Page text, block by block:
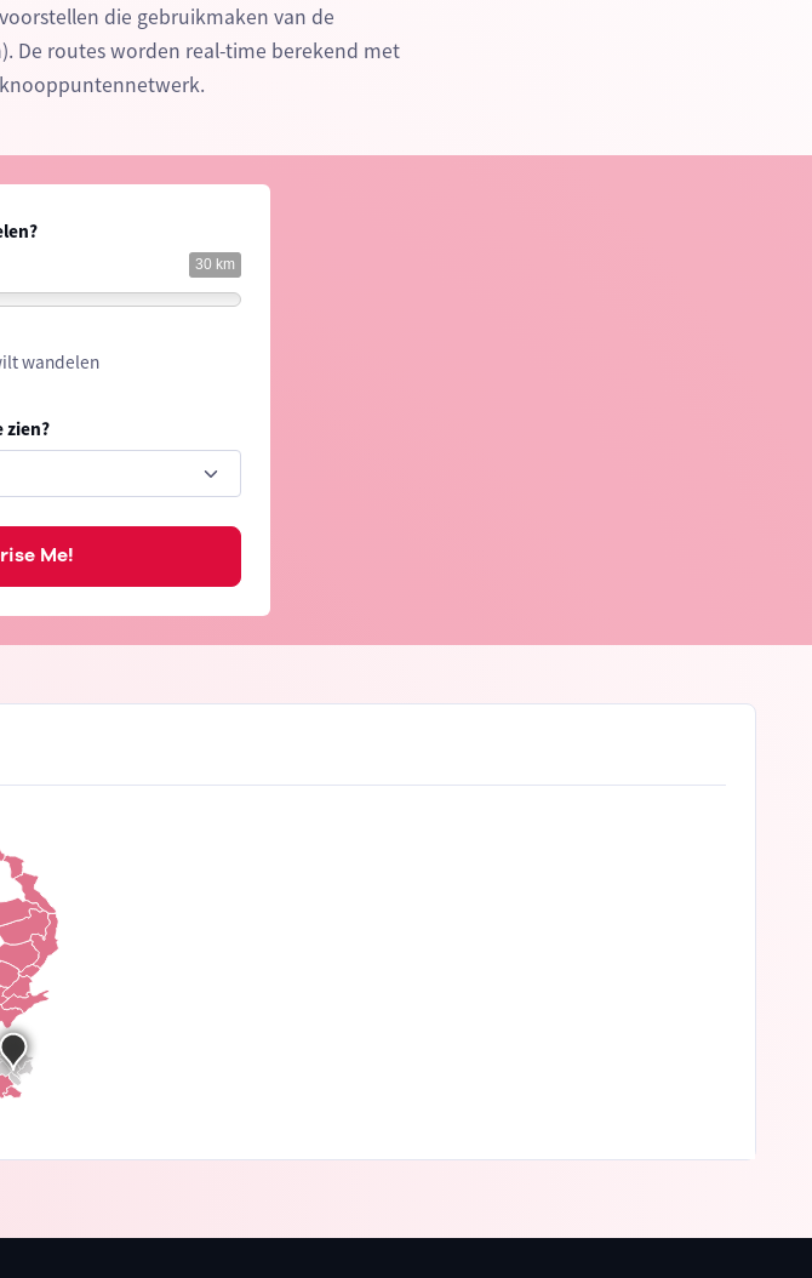
die gebruikmaken van de
De routes worden real-time berekend met
30 km
wandelen
zien?
Me!